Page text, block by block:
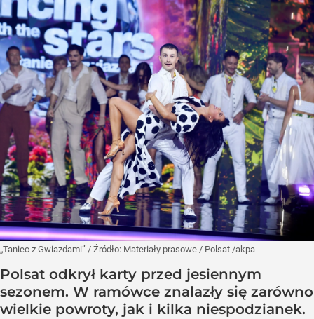
„Taniec z Gwiazdami” / Źródło: Materiały prasowe / Polsat /akpa
Polsat odkrył karty przed jesiennym
sezonem. W ramówce znalazły się zarówno
wielkie powroty, jak i kilka niespodzianek.